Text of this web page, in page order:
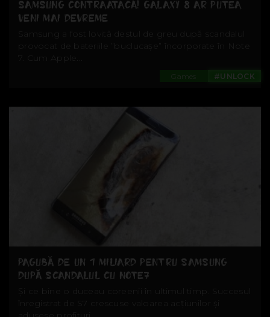
SAMSUNG CONTRAATACĂ! GALAXY 8 AR PUTEA
VENI MAI DEVREME
Samsung a fost lovită destul de greu după scandalul
provocat de bateriile ”buclucașe” încorporate în Note
7. Cum Apple...
#UNLOCK
Games
PAGUBĂ DE UN 1 MILIARD PENTRU SAMSUNG
DUPĂ SCANDALUL CU NOTE7
Și ce bine o duceau coreenii în ultimul timp. Succesul
înregistrat de S7 crescuse valoarea acțiunilor și